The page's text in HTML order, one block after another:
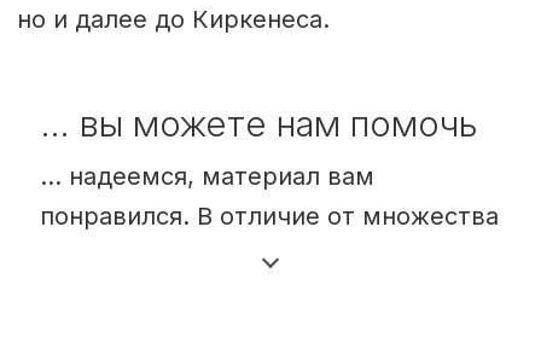
но и далее до Киркенеса.
… вы можете нам помочь
… надеемся, материал вам
понравился. В отличие от множества
других изданий, Barents Observer